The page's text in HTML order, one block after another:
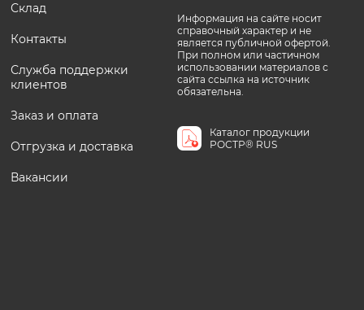
Склад
Контакты
Служба поддержки
клиентов
Заказ и оплата
Отгрузка и доставка
Вакансии
Информация на сайте носит
справочный характер и не
является публичной офертой.
При полном или частичном
использовании материалов с
сайта ссылка на источник
обязательна.
Каталог продукции
РОСТР® RUS